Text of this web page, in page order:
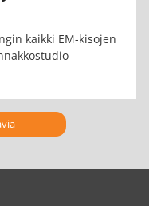
kaikki EM-kisojen